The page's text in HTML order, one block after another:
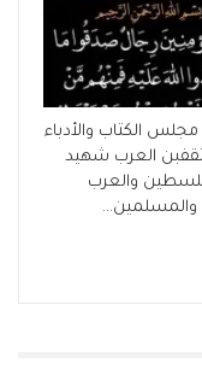
الكتاب والأدباء
العرب شهيد
والعرب
والمسلمين…